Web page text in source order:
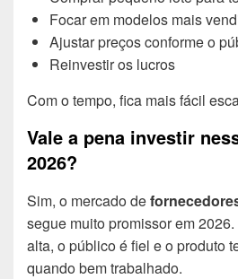
Focar em modelos mais
Ajustar preços conforme o
Reinvestir os lucros
Com o tempo, fica mais fácil
Vale a pena investir
2026?
Sim, o mercado de
segue muito promissor em
alta, o público é fiel e o produto
quando bem trabalhado.